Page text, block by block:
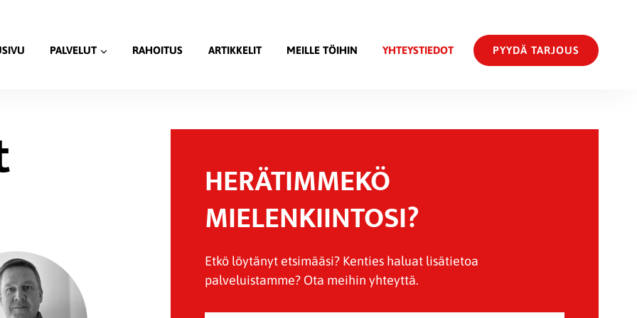
PALVELUT RAHOITUS ARTIKKELIT MEILLE TÖIHIN YHTEYSTIEDOT PYYDÄ TARJOUS
HERÄTIMMEKÖ
MIELENKIINTOSI?
Etkö löytänyt etsimääsi? Kenties haluat lisätietoa
palveluistamme? Ota meihin yhteyttä.